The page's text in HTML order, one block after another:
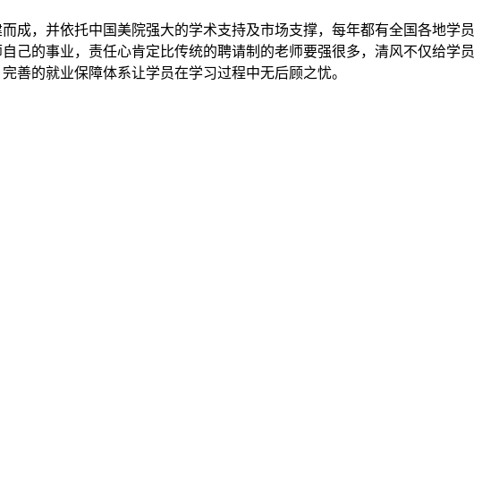
成，并依托中国美院强大的学术支持及市场支撑，每年都有全国各地学员
己的事业，责任心肯定比传统的聘请制的老师要强很多，清风不仅给学员
善的就业保障体系让学员在学习过程中无后顾之忧。